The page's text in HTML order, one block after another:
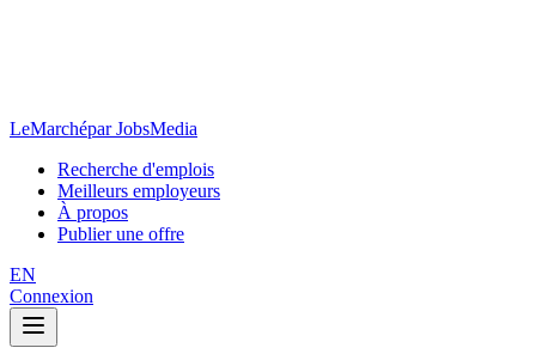
LeMarchépar JobsMedia
Recherche d'emplois
Meilleurs employeurs
À propos
Publier une offre
EN
Connexion